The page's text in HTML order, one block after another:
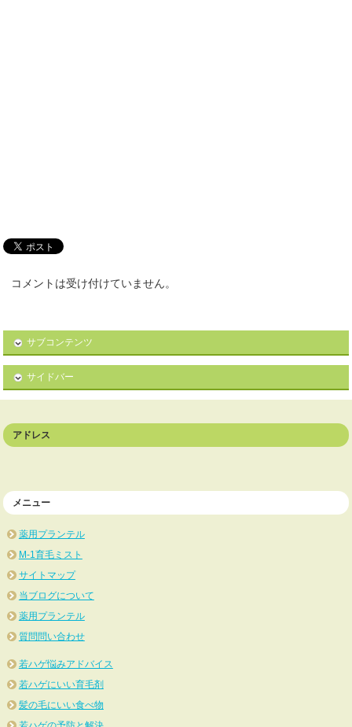
コメントは受け付けていません。
サブコンテンツ
サイドバー
アドレス
メニュー
薬用プランテル
M-1育毛ミスト
サイトマップ
当ブログについて
薬用プランテル
質問問い合わせ
若ハゲ悩みアドバイス
若ハゲにいい育毛剤
髪の毛にいい食べ物